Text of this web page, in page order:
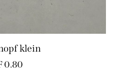
klein
0.80